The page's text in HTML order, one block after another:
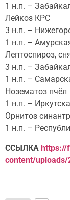
1 н.п. –
Лейкоз КРС
3 н.п. –
1 н.п. –
Лептоспироз,
3 н.п. –
1 н.п. –
Нозематоз пчёл
1 н.п. –
Орнитоз
1 н.п. –
ССЫЛКА https://
content/